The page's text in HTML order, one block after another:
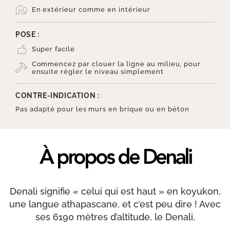
En extérieur comme en intérieur
POSE :
Super facile
Commencez par clouer la ligne au milieu, pour
ensuite régler le niveau simplement
CONTRE-INDICATION :
Pas adapté pour les murs en brique ou en béton
À propos de Denali
Denali signifie « celui qui est haut » en koyukon,
une langue athapascane, et c’est peu dire ! Avec
ses 6190 mètres d’altitude, le Denali,